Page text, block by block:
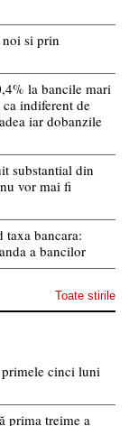
noi si prin
la bancile mari
indiferent de
iar dobanzile
substantial din
vor mai fi
bancara:
a bancilor
Toate stirile
cinci luni
prima treime a